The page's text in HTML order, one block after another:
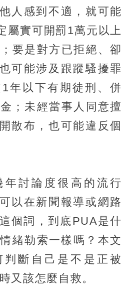
人感到不適，就可能
屬實可開罰1萬元以上
要是對方已拒絕、卻
可能涉及跟蹤騷擾罪
年以下有期徒刑、併
；未經當事人同意擅
散布，也可能違反個
年討論度很高的流行
以在新聞報導或網路
個詞，到底PUA是什
緒勒索一樣嗎？本文
斷自己是不是正被
又該怎麼自救。